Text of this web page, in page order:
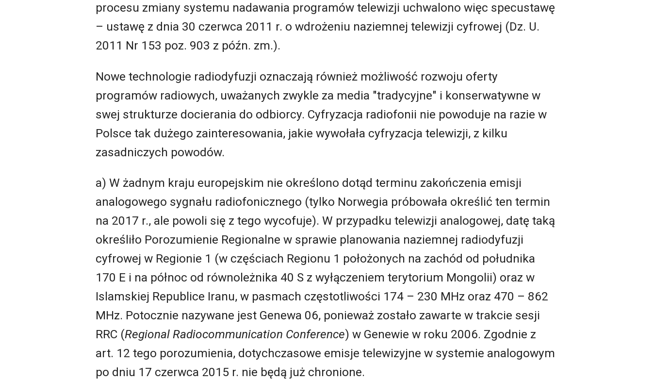
procesu zmiany systemu nadawania programów telewizji uchwalono więc specustawę
– ustawę z dnia 30 czerwca 2011 r. o wdrożeniu naziemnej telewizji cyfrowej (Dz. U.
2011 Nr 153 poz. 903 z późn. zm.).
Nowe technologie radiodyfuzji oznaczają również możliwość rozwoju oferty
programów radiowych, uważanych zwykle za media "tradycyjne" i konserwatywne w
swej strukturze docierania do odbiorcy. Cyfryzacja radiofonii nie powoduje na razie w
Polsce tak dużego zainteresowania, jakie wywołała cyfryzacja telewizji, z kilku
zasadniczych powodów.
a) W żadnym kraju europejskim nie określono dotąd terminu zakończenia emisji
analogowego sygnału radiofonicznego (tylko Norwegia próbowała określić ten termin
na 2017 r., ale powoli się z tego wycofuje). W przypadku telewizji analogowej, datę taką
określiło Porozumienie Regionalne w sprawie planowania naziemnej radiodyfuzji
cyfrowej w Regionie 1 (w częściach Regionu 1 położonych na zachód od południka
170 E i na północ od równoleżnika 40 S z wyłączeniem terytorium Mongolii) oraz w
Islamskiej Republice Iranu, w pasmach częstotliwości 174 – 230 MHz oraz 470 – 862
MHz. Potocznie nazywane jest Genewa 06, ponieważ zostało zawarte w trakcie sesji
RRC (Regional Radiocommunication Conference) w Genewie w roku 2006. Zgodnie z
art. 12 tego porozumienia, dotychczasowe emisje telewizyjne w systemie analogowym
po dniu 17 czerwca 2015 r. nie będą już chronione.